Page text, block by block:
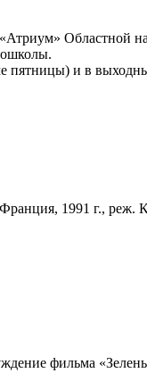
Областной
пятницы) и в
1991 г.,
фильма